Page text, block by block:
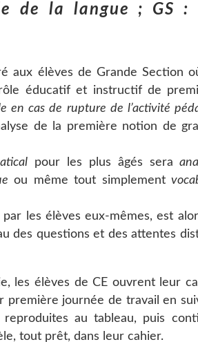
de la langue ; GS :
aux élèves de Grande Section
éducatif et instructif de
en cas de rupture de l’activité
de la première notion de
pour les plus âgés sera
ou même tout simplement
les élèves eux-mêmes, est
des questions et des attentes
les élèves de CE ouvrent leur
journée de travail en
au tableau, puis
tout prêt, dans leur cahier.